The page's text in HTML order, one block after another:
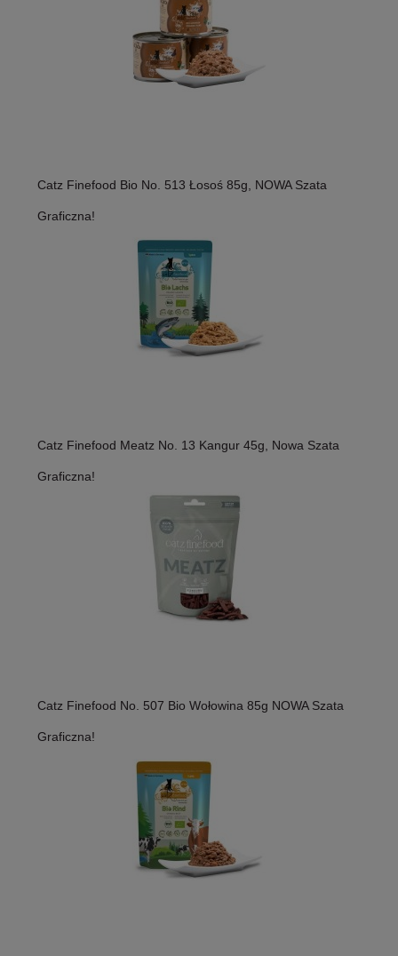
Catz Finefood Bio No. 513 Łosoś 85g, NOWA Szata
Graficzna!
Catz Finefood Meatz No. 13 Kangur 45g, Nowa Szata
Graficzna!
Catz Finefood No. 507 Bio Wołowina 85g NOWA Szata
Graficzna!